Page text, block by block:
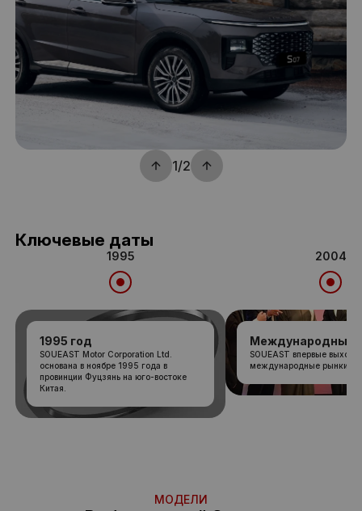
1/2
Ключевые даты
1995
1995 год
SOUEAST Motor Corporation Ltd.
основана в ноябре 1995 года в
провинции Фуцзянь на юго-востоке
Китая.
2004
Международный
SOUEAST впервые
международные рынки.
МОДЕЛИ